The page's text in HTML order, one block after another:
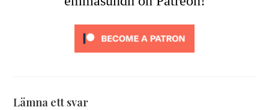
Lämna ett svar